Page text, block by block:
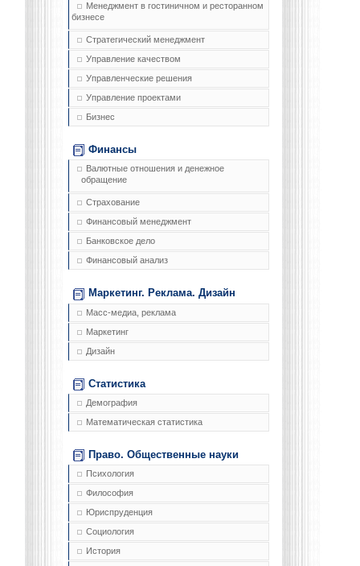
Менеджмент в гостиничном и ресторанном
бизнесе
Стратегический менеджмент
Управление качеством
Управленческие решения
Управление проектами
Бизнес
Финансы
Валютные отношения и денежное
обращение
Страхование
Финансовый менеджмент
Банковское дело
Финансовый анализ
Маркетинг. Реклама. Дизайн
Масс-медиа, реклама
Маркетинг
Дизайн
Статистика
Демография
Математическая статистика
Право. Общественные науки
Психология
Философия
Юриспруденция
Социология
История